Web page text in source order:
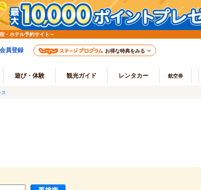
・ホテル予約サイト～
会員登録 お得な特典をみる
遊び・体験 観光ガイド レンタカー 航空券